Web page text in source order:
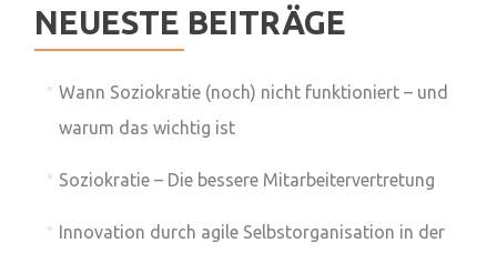
NEUESTE BEITRÄGE
Wann Soziokratie (noch) nicht funktioniert – und
warum das wichtig ist
Soziokratie – Die bessere Mitarbeitervertretung
Innovation durch agile Selbstorganisation in der